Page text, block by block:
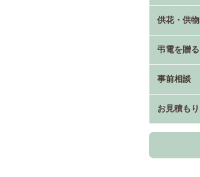
供花・供物
弔電を贈る
事前相談
お見積もり